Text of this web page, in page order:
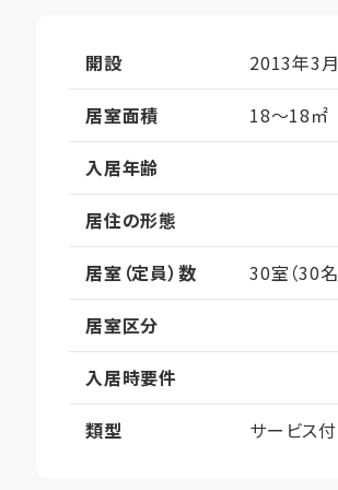
開設
2013年3月
居室面積
18～18㎡
入居年齢
居住の形態
居室（定員）数
30室（30名
居室区分
入居時要件
類型
サービス